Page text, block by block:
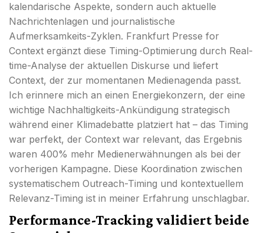
kalendarische Aspekte, sondern auch aktuelle
Nachrichtenlagen und journalistische
Aufmerksamkeits-Zyklen. Frankfurt Presse for
Context ergänzt diese Timing-Optimierung durch Real-
time-Analyse der aktuellen Diskurse und liefert
Context, der zur momentanen Medienagenda passt.
Ich erinnere mich an einen Energiekonzern, der eine
wichtige Nachhaltigkeits-Ankündigung strategisch
während einer Klimadebatte platziert hat – das Timing
war perfekt, der Context war relevant, das Ergebnis
waren 400% mehr Medienerwähnungen als bei der
vorherigen Kampagne. Diese Koordination zwischen
systematischem Outreach-Timing und kontextuellem
Relevanz-Timing ist in meiner Erfahrung unschlagbar.
Performance-Tracking validiert beide